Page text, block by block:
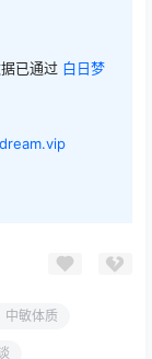
已通过 白日梦
中敏体质